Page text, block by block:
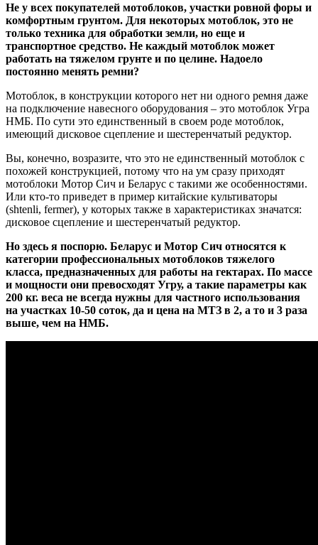
Не у всех покупателей мотоблоков, участки ровной форы и
комфортным грунтом. Для некоторых мотоблок, это не
только техника для обработки земли, но еще и
транспортное средство. Не каждый мотоблок может
работать на тяжелом грунте и по целине. Надоело
постоянно менять ремни?
Мотоблок, в конструкции которого нет ни одного ремня даже
на подключение навесного оборудования – это мотоблок Угра
НМБ. По сути это единственный в своем роде мотоблок,
имеющий дисковое сцепление и шестеренчатый редуктор.
Вы, конечно, возразите, что это не единственный мотоблок с
похожей конструкцией, потому что на ум сразу приходят
мотоблоки Мотор Сич и Беларус с такими же особенностями.
Или кто-то приведет в пример китайские культиваторы
(shtenli, fermer), у которых также в характеристиках значатся:
дисковое сцепление и шестеренчатый редуктор.
Но здесь я поспорю. Беларус и Мотор Сич относятся к
категории профессиональных мотоблоков тяжелого
класса, предназначенных для работы на гектарах. По массе
и мощности они превосходят Угру, а такие параметры как
200 кг. веса не всегда нужны для частного использования
на участках 10-50 соток, да и цена на МТЗ в 2, а то и 3 раза
выше, чем на НМБ.